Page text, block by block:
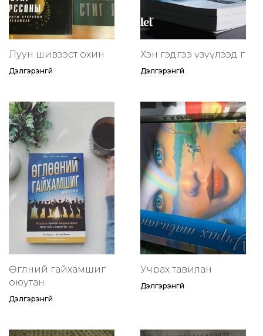
Луун шивээст охин
Дэлгэрэнгүй
Хэн гэдгээ үзүүлээд өг
Дэлгэрэнгүй
Өглөөний гайхамшиг
оюутан
Дэлгэрэнгүй
Учрах тавилан
Дэлгэрэнгүй